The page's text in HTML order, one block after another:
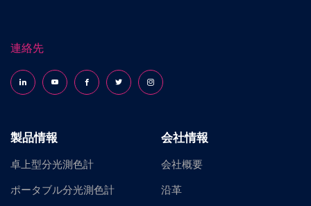
連絡先
Follow us on LinkedInFollow us on YouTubeFollow us on Facebook
Follow us on X (formerly Twitter)
Follow us on Instagram
製品情報
卓上型分光測色計
ポータブル分光測色計
会社情報
会社概要
沿革